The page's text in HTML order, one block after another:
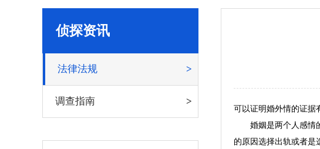
侦探资讯
法律法规
调查指南
可以证明婚外情的证据
婚姻是两个人感情的
的原因选择出轨或者是